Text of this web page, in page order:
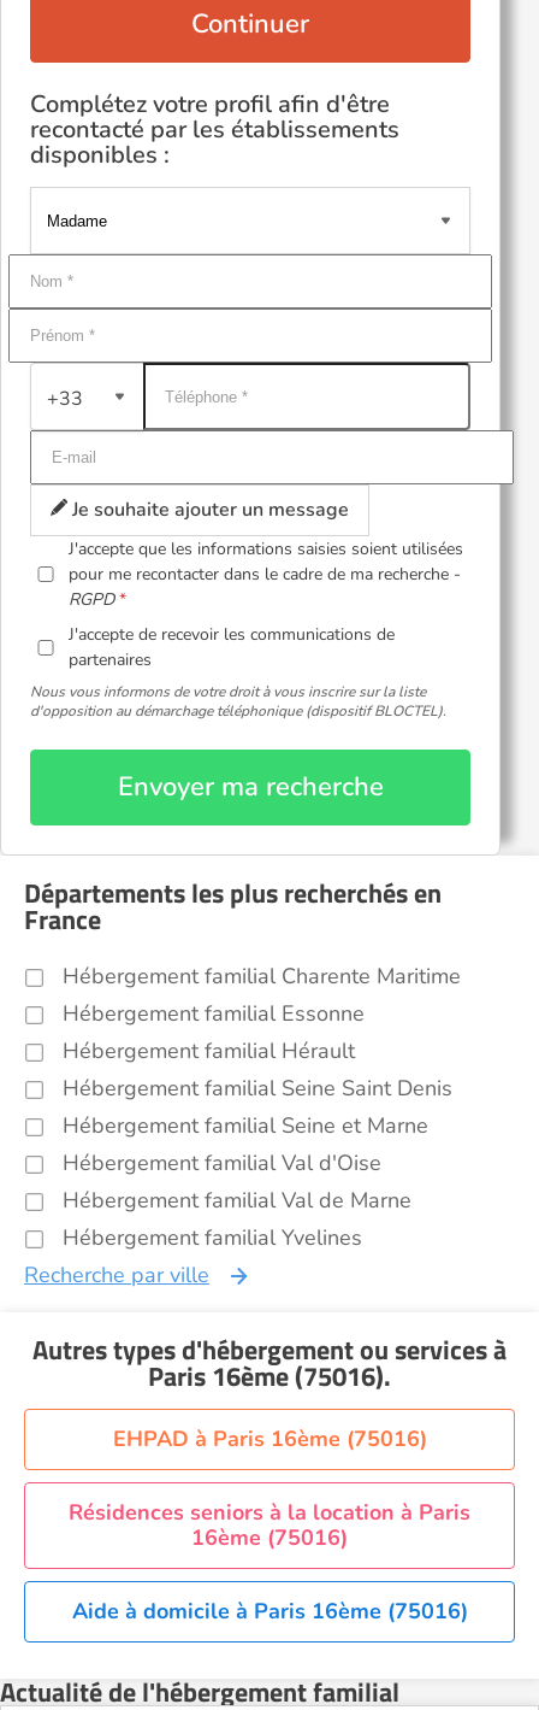
Continuer
Complétez votre profil afin d'être
recontacté par les établissements
disponibles :
+33
Je souhaite ajouter un message
J'accepte que les informations saisies soient utilisées
pour me recontacter dans le cadre de ma recherche -
RGPD
J'accepte de recevoir les communications de
partenaires
Nous vous informons de votre droit à vous inscrire sur la liste
d'opposition au démarchage téléphonique (dispositif BLOCTEL).
Envoyer ma recherche
Départements les plus recherchés en
France
Hébergement familial Charente Maritime
Hébergement familial Essonne
Hébergement familial Hérault
Hébergement familial Seine Saint Denis
Hébergement familial Seine et Marne
Hébergement familial Val d'Oise
Hébergement familial Val de Marne
Hébergement familial Yvelines
Recherche par ville
Autres types d'hébergement ou servicesà
Paris 16ème (75016).
EHPAD à Paris 16ème (75016)
Résidences seniors à la location à Paris
16ème (75016)
Aide à domicile à Paris 16ème (75016)
Actualité de l'hébergement familial